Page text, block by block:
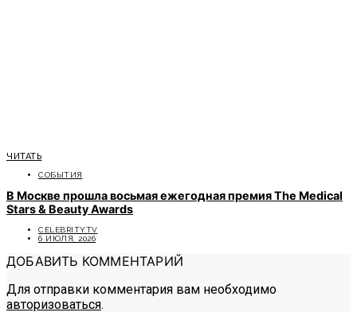
ЧИТАТЬ
СОБЫТИЯ
В Москве прошла восьмая ежегодная премия The Medical
Stars & Beauty Awards
CELEBRITYTV
6 ИЮЛЯ, 2026
ДОБАВИТЬ КОММЕНТАРИЙ
Для отправки комментария вам необходимо
авторизоваться.